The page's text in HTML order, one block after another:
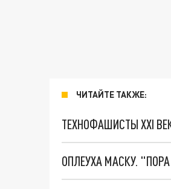
ЧИТАЙТЕ ТАКЖЕ:
ТЕХНОФАШИСТЫ XXI
ОПЛЕУХА МАСКУ.